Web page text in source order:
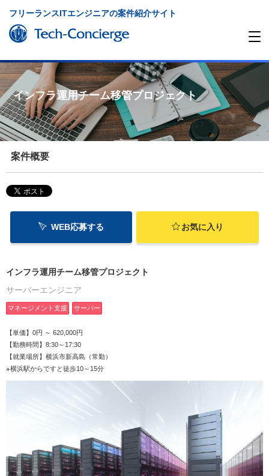
フリーランスITエンジニアの案件紹介サイト
インフラ運用チーム移管プロジェクト
案件概要
WEB応募する お気に入り
インフラ運用チーム移管プロジェクト
サーバーエンジニア
マネージメント支援 サーバー
【単価】0円 ～ 620,000円
【勤務時間】8:30～17:30
【就業場所】横浜市新高島（常勤）
※横浜駅からですと徒歩10～15分